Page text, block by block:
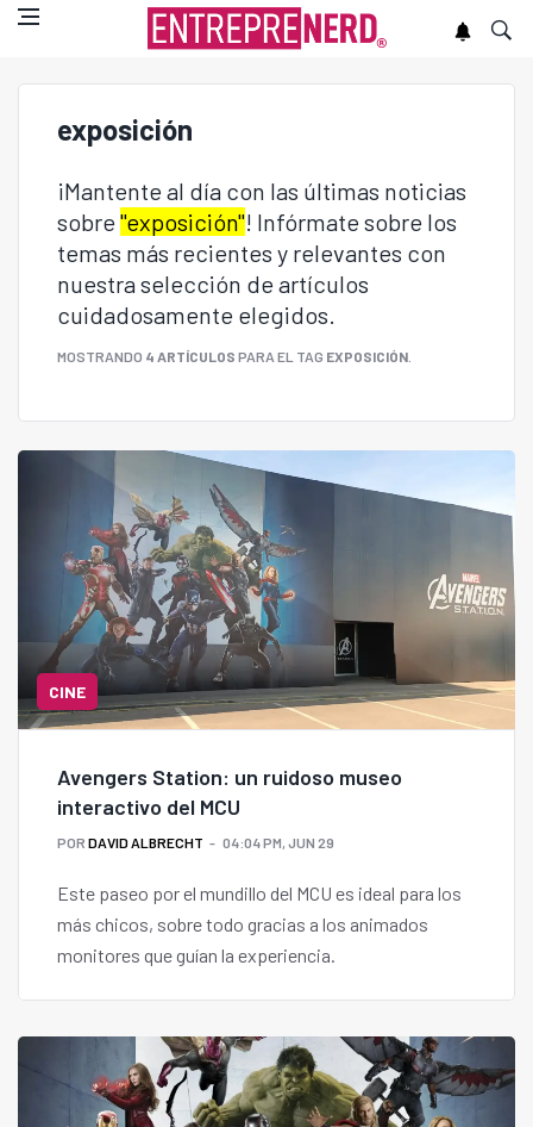
exposición
¡Mantente al día con las últimas noticias
sobre "exposición"! Infórmate sobre los
temas más recientes y relevantes con
nuestra selección de artículos
cuidadosamente elegidos.
MOSTRANDO 4 ARTÍCULOS PARA EL TAG EXPOSICIÓN
CINE
Avengers Station: un ruidoso museo
interactivo del MCU
POR DAVID ALBRECHT 04:04 PM, JUN 29
Este paseo por el mundillo del MCU es ideal para los
más chicos, sobre todo gracias a los animados
monitores que guían la experiencia.